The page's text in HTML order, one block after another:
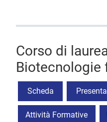
Corso di
Biotecnologie
Scheda
Attività Formative